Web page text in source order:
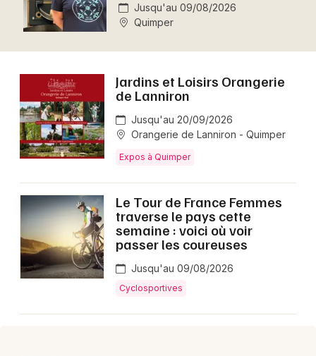
Expos
Aujourd'hui dans le Finistère
Aujourd'hui en Bretagne
Newsletter des sorties
Artistes en tournée
Toutes les villes
Jusqu'au 09/08/2026
Quimper
Jardins et Loisirs Orangerie
de Lanniron
Jusqu'au 20/09/2026
Orangerie de Lanniron - Quimper
Expos à Quimper
Le Tour de France Femmes
traverse le pays cette
semaine : voici où voir
passer les coureuses
Jusqu'au 09/08/2026
Cyclosportives